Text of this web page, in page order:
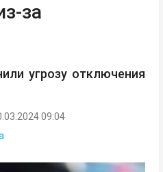
за
угрозу отключения
09:04